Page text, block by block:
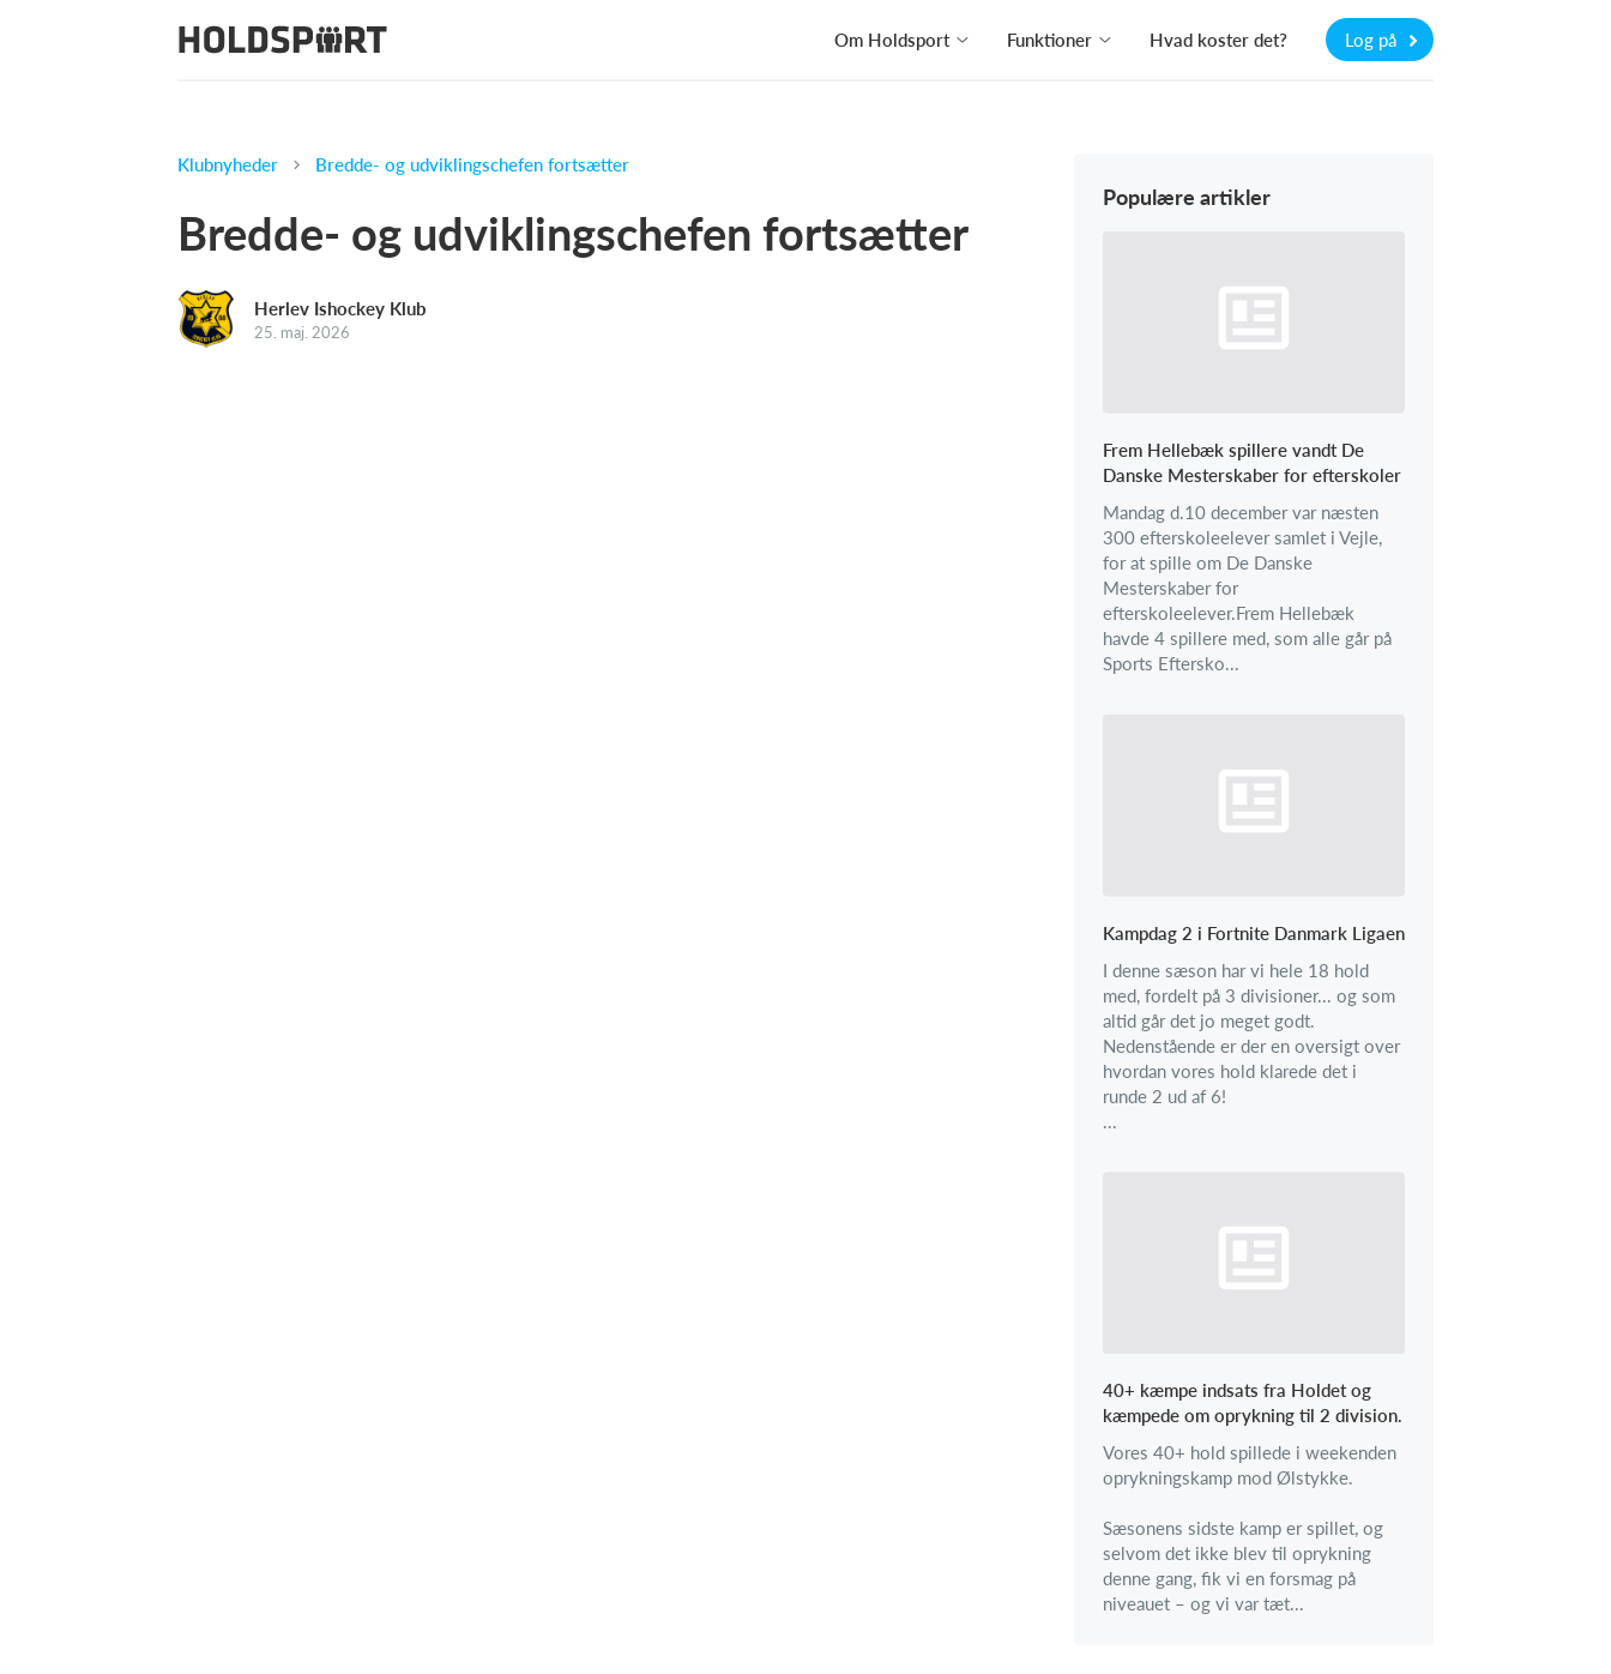
Om Holdsport Funktioner Hvad koster det? Log på
Klubnyheder Bredde- og udviklingschefen fortsætter
Bredde- og udviklingschefen fortsætter
Herlev Ishockey Klub
25. maj. 2026
Populære artikler
Frem Hellebæk spillere vandt De
Danske Mesterskaber for efterskoler
Mandag d.10 december var næsten
300 efterskoleelever samlet i Vejle,
for at spille om De Danske
Mesterskaber for
efterskoleelever.Frem Hellebæk
havde 4 spillere med, som alle går på
Sports Eftersko...
Kampdag 2 i Fortnite Danmark Ligaen
I denne sæson har vi hele 18 hold
med, fordelt på 3 divisioner... og som
altid går det jo meget godt.
Nedenstående er der en oversigt over
hvordan vores hold klarede det i
runde 2 ud af 6!
40+ kæmpe indsats fra Holdet og
kæmpede om oprykning til 2 division.
Vores 40+ hold spillede i weekenden
oprykningskamp mod Ølstykke.
Sæsonens sidste kamp er spillet, og
selvom det ikke blev til oprykning
denne gang, fik vi en forsmag på
niveauet – og vi var tæt...